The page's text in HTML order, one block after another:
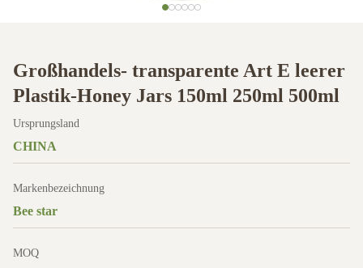
Großhandels- transparente Art E leerer
Plastik-Honey Jars 150ml 250ml 500ml
Ursprungsland
CHINA
Markenbezeichnung
Bee star
MOQ